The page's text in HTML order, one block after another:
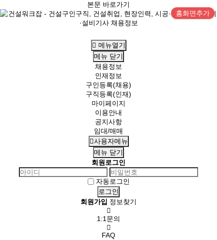
본문 바로가기
홈화면추가
메뉴열기
메뉴 닫기
채용정보
인재정보
구인등록(채용)
구직등록(인재)
마이페이지
이용안내
공지사항
임대/매매
사용자메뉴
메뉴 닫기
회원로그인
자동로그인
회원가입 정보찾기
1:1문의
FAQ